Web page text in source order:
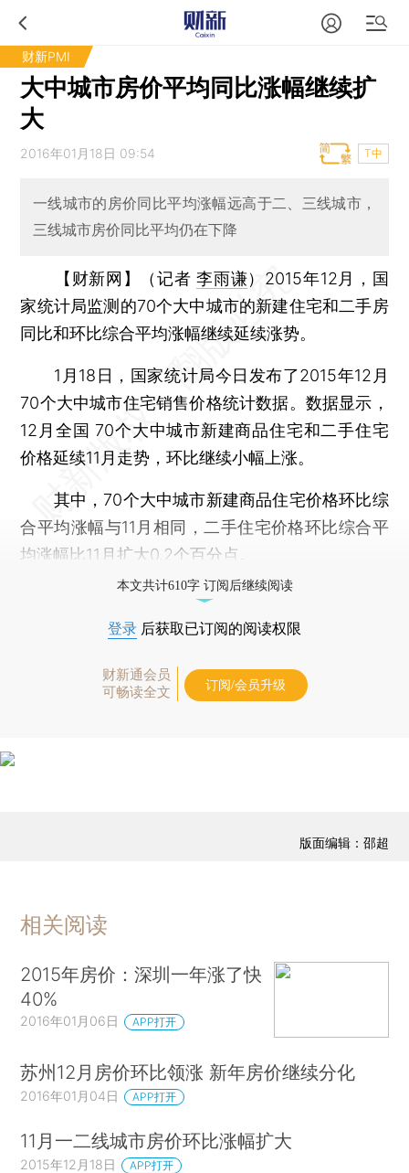
财新PMI
大中城市房价平均同比涨幅继续扩
大
2016年01月18日 09:54 T中
一线城市的房价同比平均涨幅远高于二、三线城市，
三线城市房价同比平均仍在下降
【财新网】（记者李雨谦） 2015年12月，国
家统计局监测的70个大中城市的新建住宅和二手房
同比和环比综合平均涨幅继续延续涨势。
1月18日，国家统计局今日发布了2015年12月
70个大中城市住宅销售价格统计数据。数据显示，
12月全国 70个大中城市新建商品住宅和二手住宅
价格延续11月走势，环比继续小幅上涨。
其中，70个大中城市新建商品住宅价格环比综
合平均涨幅与11月相同，二手住宅价格环比综合平
均涨幅比11月扩大0.2个百分点。
本文共计610字 订阅后继续阅读
登录 后获取已订阅的阅读权限
财新通会员
可畅读全文
订阅/会员升级
版面编辑：邵超
相关阅读
2015年房价：深圳一年涨了快
40%
2016年01月06日 APP打开
苏州12月房价环比领涨 新年房价继续分化
2016年01月04日 APP打开
11月一二线城市房价环比涨幅扩大
2015年12月18日 APP打开